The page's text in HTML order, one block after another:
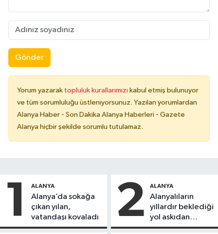
Gönder
Yorum yazarak topluluk kurallarımızı kabul etmiş bulunuyor
ve tüm sorumluluğu üstleniyorsunuz. Yazılan yorumlardan
Alanya Haber - Son Dakika Alanya Haberleri - Gazete
Alanya hiçbir şekilde sorumlu tutulamaz.
1 ALANYA
Alanya’da sokağa
çıkan yılan,
vatandaşı kovaladı
2 ALANYA
Alanyalıların
yıllardır beklediği
yol askıdan
döndü